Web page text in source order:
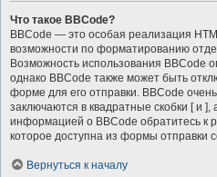
Что такое BBCode?
BBCode — это особая реализация
возможности по форматированию
Возможность использования BBCode
однако BBCode также может быть
форме для его отправки. BBCode
заключаются в квадратные скобки [ и
информацией о BBCode обратитесь к
которое доступна из формы отправки
Вернуться к началу